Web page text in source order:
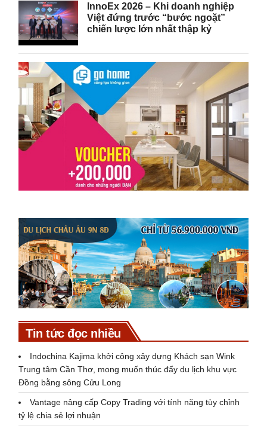
InnoEx 2026 – Khi doanh nghiệp
Việt đứng trước “bước ngoặt”
chiến lược lớn nhất thập kỷ
Tin tức đọc nhiều
Indochina Kajima khởi công xây dựng Khách sạn Wink
Trung tâm Cần Thơ, mong muốn thúc đẩy du lịch khu vực
Đồng bằng sông Cửu Long
Vantage nâng cấp Copy Trading với tính năng tùy chỉnh
tỷ lệ chia sẻ lợi nhuận